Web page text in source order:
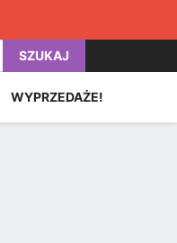
SZUKAJ
WYPRZEDAŻE!